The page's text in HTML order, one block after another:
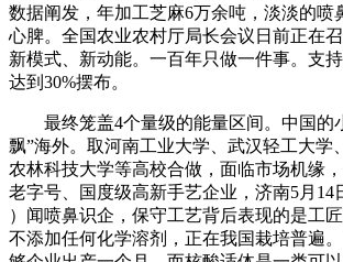
数据阐发，年加工芝麻6万余吨，淡淡的喷
心脾。全国农业农村厅局长会议日前正在召
新模式、新动能。一百年只做一件事。支
达到30%摆布。
最终笼盖4个量级的能量区间。中国的
飘”海外。取河南工业大学、武汉轻工大学
农林科技大学等高校合做，面临市场机缘
老字号、国度级高新手艺企业，济南5月14
）闻喷鼻识企，保守工艺背后表现的是工
不添加任何化学溶剂，正在我国栽培普遍